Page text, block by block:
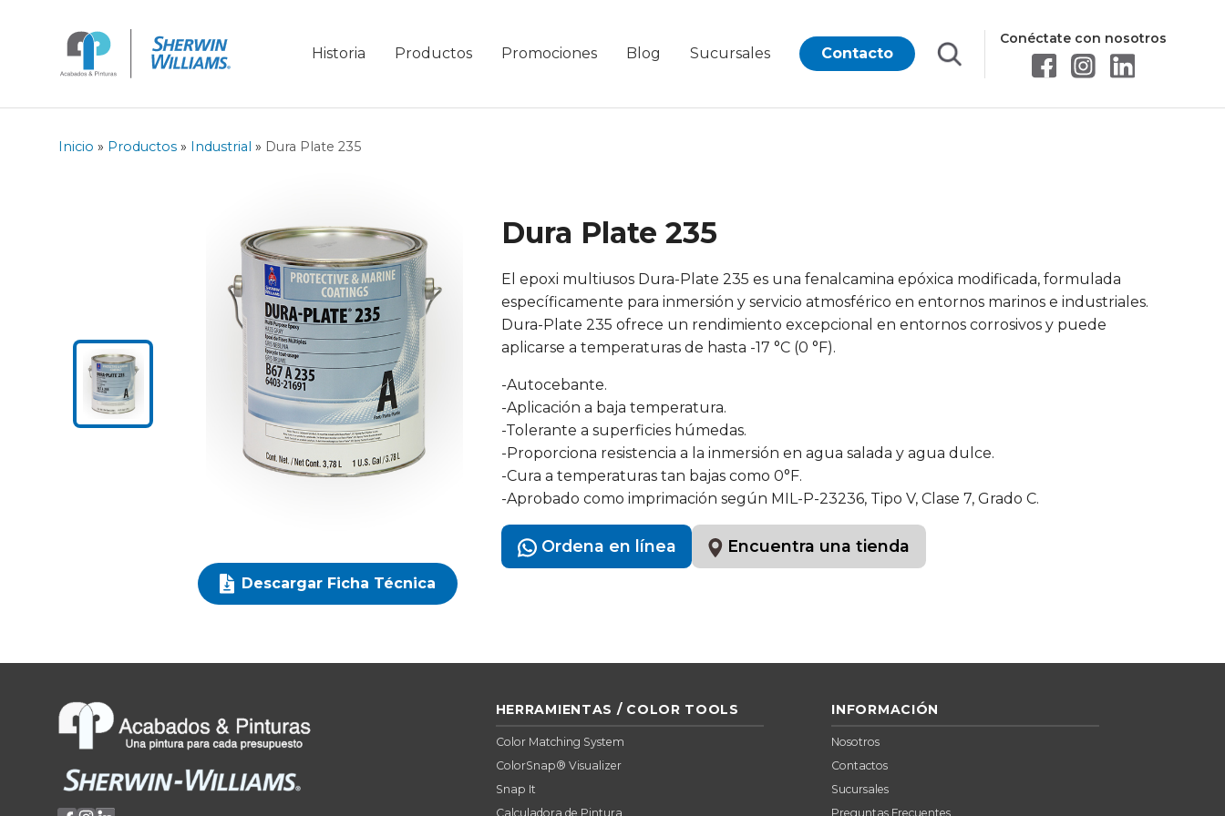
Historia Productos Promociones Blog Sucursales Contacto
Conéctate con nosotros
Inicio » Productos » Industrial » Dura Plate 235
Descargar Ficha Técnica
Dura Plate 235
El epoxi multiusos Dura-Plate 235 es una fenalcamina epóxica modificada, formulada
específicamente para inmersión y servicio atmosférico en entornos marinos e industriales.
Dura-Plate 235 ofrece un rendimiento excepcional en entornos corrosivos y puede
aplicarse a temperaturas de hasta -17 °C (0 °F).
-Autocebante.
-Aplicación a baja temperatura.
-Tolerante a superficies húmedas.
-Proporciona resistencia a la inmersión en agua salada y agua dulce.
-Cura a temperaturas tan bajas como 0°F.
-Aprobado como imprimación según MIL-P-23236, Tipo V, Clase 7, Grado C.
Ordena en línea Encuentra una tienda
HERRAMIENTAS / COLOR TOOLS
Color Matching System
ColorSnap® Visualizer
Snap It
Calculadora de Pintura
INFORMACIÓN
Nosotros
Contactos
Sucursales
Preguntas Frecuentes